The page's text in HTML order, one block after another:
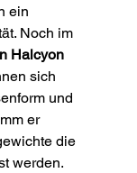
ein
Noch im
Halcyon
sich
und
er
die
werden.